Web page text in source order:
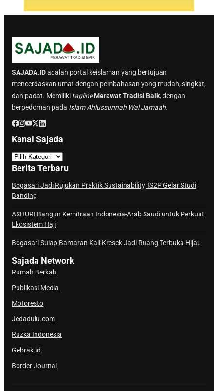
SAJADA.IDadalah portal keislaman yang bertujuan
mencerdaskan umat dengan pembahasan yang mudah, singkat,
dan padat. Memiliki tagline Merawat Tradisi Baik, dengan
berpedoman pada Islam Ahlussunnah Wal Jamaah.
Kanal Sajada
a
n
a
l
a
j
a
Berita Terbaru
Bogasari Jadi Rujukan Praktik Sustainability, IS2P Gelar Studi
Banding
ASHURI Bangun Kemitraan Indonesia-Arab Saudi untuk Perkuat
Ekosistem Haji
Bogasari Sulap Bantaran Kali Kresek Jadi Ruang Terbuka Hijau
Sajada Network
Rumah Berkah
Publikasi Media
Motoresto
Jedadulu.com
Ruzka Indonesia
Gebrak.id
Border Journal